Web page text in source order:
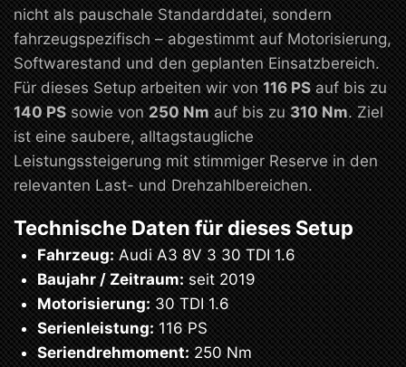
nicht als pauschale Standarddatei, sondern
fahrzeugspezifisch – abgestimmt auf Motorisierung,
Softwarestand und den geplanten Einsatzbereich.
Für dieses Setup arbeiten wir von 116 PS auf bis zu
140 PS sowie von 250 Nm auf bis zu 310 Nm. Ziel
ist eine saubere, alltagstaugliche
Leistungssteigerung mit stimmiger Reserve in den
relevanten Last- und Drehzahlbereichen.
Technische Daten für dieses Setup
Fahrzeug: Audi A3 8V 3 30 TDI 1.6
Baujahr / Zeitraum: seit 2019
Motorisierung: 30 TDI 1.6
Serienleistung: 116 PS
Seriendrehmoment: 250 Nm